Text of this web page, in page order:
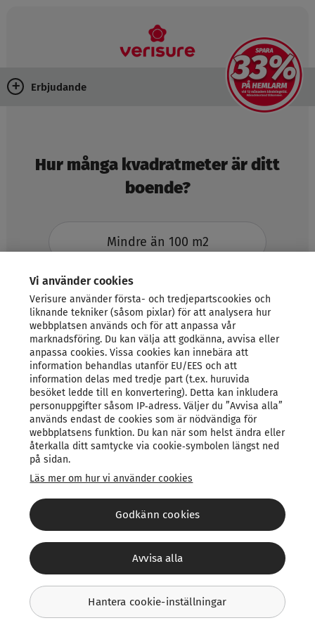
Erbjudande
Hur många kvadratmeter är ditt
boende?
Mindre än 100 m2
100-160 m2
Mer än 160 m2
1/4
2026VerisureIntegritetspolicyCookies
Vi använder cookies
Verisure använder första- och tredjepartscookies och
liknande tekniker (såsom pixlar) för att analysera hur
webbplatsen används och för att anpassa vår
marknadsföring. Du kan välja att godkänna, avvisa eller
anpassa cookies. Vissa cookies kan innebära att
information behandlas utanför EU/EES och att
information delas med tredje part (t.ex. huruvida
besöket ledde till en konvertering). Detta kan inkludera
personuppgifter såsom IP‑adress. Väljer du ”Avvisa alla”
används endast de cookies som är nödvändiga för
webbplatsens funktion. Du kan när som helst ändra eller
återkalla ditt samtycke via cookie‑symbolen längst ned
på sidan.
Läs mer om hur vi använder cookies
Hantera cookie-inställningar
Avvisa alla
Godkänn cookies